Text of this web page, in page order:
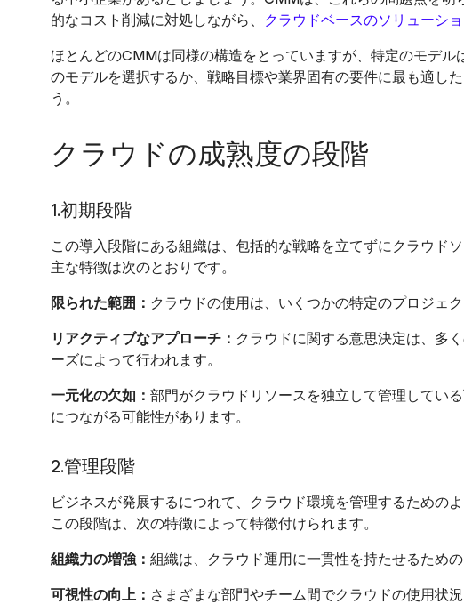
的なコスト削減に対処しながら、 クラウドベースのソリューシ
ほとんどのCMMは同様の構造をとっていますが、特定のモデ
のモデルを選択するか、戦略目標や業界固有の要件に最も適し
う。
クラウドの成熟度の段階
1.初期段階
この導入段階にある組織は、包括的な戦略を立てずにクラウド
主な特徴は次のとおりです。
限られた範囲： クラウドの使用は、いくつかの特定のプロジェ
リアクティブなアプローチ： クラウドに関する意思決定は、多
ーズによって行われます。
一元化の欠如： 部門がクラウドリソースを独立して管理してい
につながる可能性があります。
2.管理段階
ビジネスが発展するにつれて、クラウド環境を管理するための
この段階は、次の特徴によって特徴付けられます。
組織力の増強： 組織は、クラウド運用に一貫性を持たせるため
可視性の向上： さまざまな部門やチーム間でクラウドの使用状